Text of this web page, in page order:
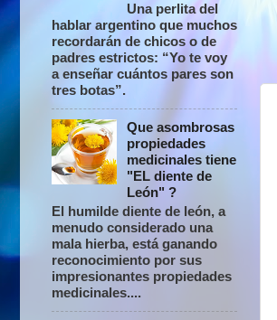
Una perlita del
hablar argentino que muchos
recordarán de chicos o de
padres estrictos: “Yo te voy
a enseñar cuántos pares son
tres botas”.
Que asombrosas
propiedades
medicinales tiene
"EL diente de
León" ?
El humilde diente de león, a
menudo considerado una
mala hierba, está ganando
reconocimiento por sus
impresionantes propiedades
medicinales....